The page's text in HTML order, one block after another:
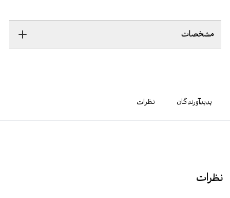
مشخصات
پدیدآورندگان نظرات
نظرات